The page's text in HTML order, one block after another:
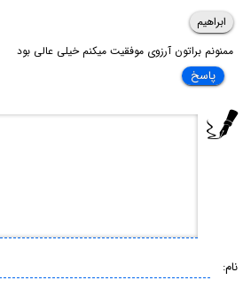
ابراهیم
ممنونم براتون آرزوی موفقیت میکنم خیلی عالی بود
پاسخ
نام: